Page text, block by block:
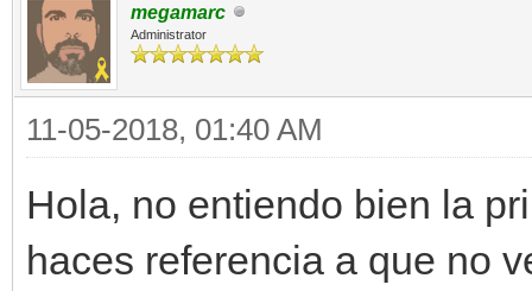
megamarc
Administrator
11-05-2018, 01:40 AM
Hola, no entiendo bien la
haces referencia a que no